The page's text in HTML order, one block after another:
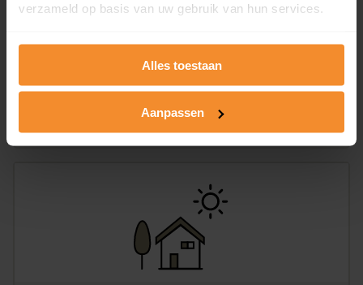
verzameld op basis van uw gebruik van hun services.
Alles toestaan
Aanpassen
Lijnbaan 5, Heiloo